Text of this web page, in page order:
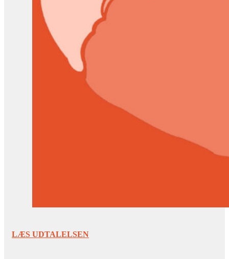
LÆS UDTALELSEN